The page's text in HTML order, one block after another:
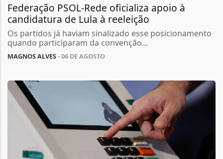
Federação PSOL-Rede oficializa apoio à
candidatura de Lula à reeleição
Os partidos já haviam sinalizado esse posicionamento
quando participaram da convenção...
MAGNOS ALVES- 06 DE AGOSTO